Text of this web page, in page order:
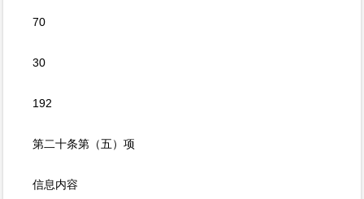
70
30
192
第二十条第（五）项
信息内容